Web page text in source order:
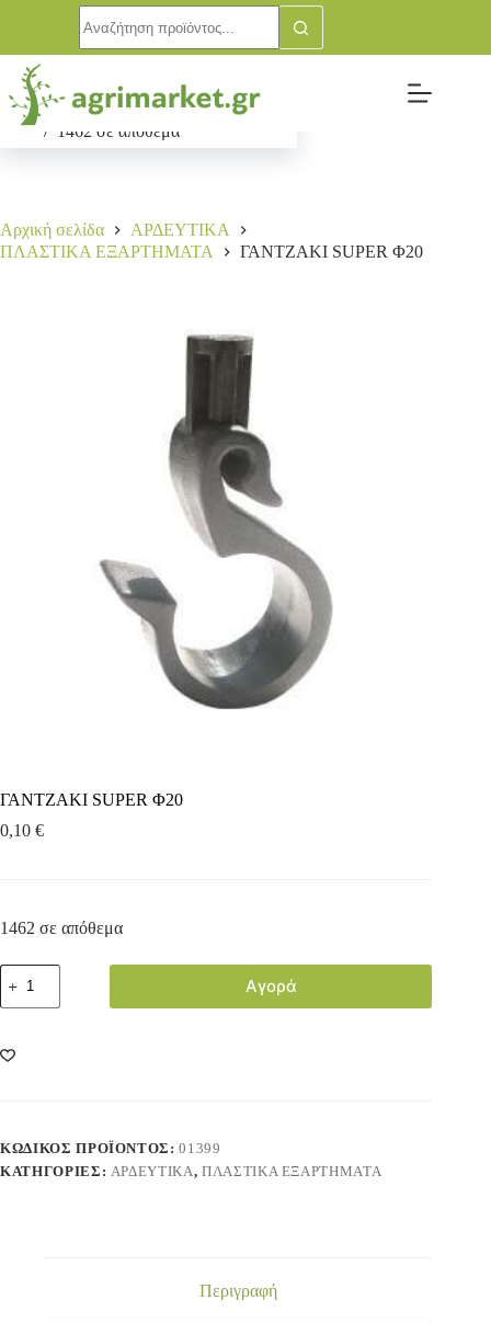
ΓΑΝΤΖΑΚΙ SUPER Φ20
0,10€
1462 σε απόθεμα
Αγορά
Αρχική σελίδα
ΑΡΔΕΥΤΙΚΑ
ΠΛΑΣΤΙΚΑ ΕΞΑΡΤΗΜΑΤΑ
ΓΑΝΤΖΑΚΙ SUPER Φ20
ΓΑΝΤΖΑΚΙ SUPER Φ20
0,10 €
1462 σε απόθεμα
Αγορά
ΚΩΔΙΚΌΣ ΠΡΟΪΌΝΤΟΣ:01399
ΚΑΤΗΓΟΡΊΕΣ: ΑΡΔΕΥΤΙΚΑ, ΠΛΑΣΤΙΚΑ ΕΞΑΡΤΗΜΑΤΑ
Περιγραφή